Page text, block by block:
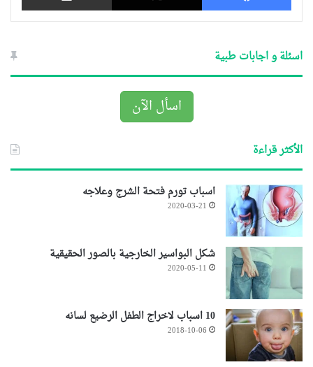
اسئلة و اجابات طبية
اسأل الآن
الأكثر قراءة
اسباب تورم فتحة الشرج وعلاجه
2020-03-21
شكل البواسير الخارجية بالصور الحقيقية
2020-05-11
10 اسباب لاخراج الطفل الرضيع لسانه
2018-10-06